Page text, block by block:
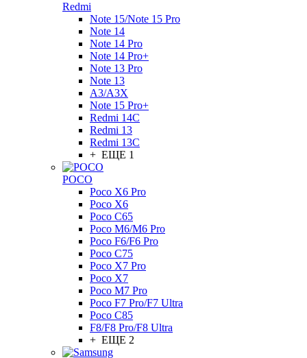
Redmi
Note 15/Note 15 Pro
Note 14
Note 14 Pro
Note 14 Pro+
Note 13 Pro
Note 13
A3/A3X
Note 15 Pro+
Redmi 14C
Redmi 13
Redmi 13C
+ ЕЩЕ 1
POCO
Poco X6 Pro
Poco X6
Poco C65
Poco M6/M6 Pro
Poco F6/F6 Pro
Poco C75
Poco X7 Pro
Poco X7
Poco M7 Pro
Poco F7 Pro/F7 Ultra
Poco C85
F8/F8 Pro/F8 Ultra
+ ЕЩЕ 2